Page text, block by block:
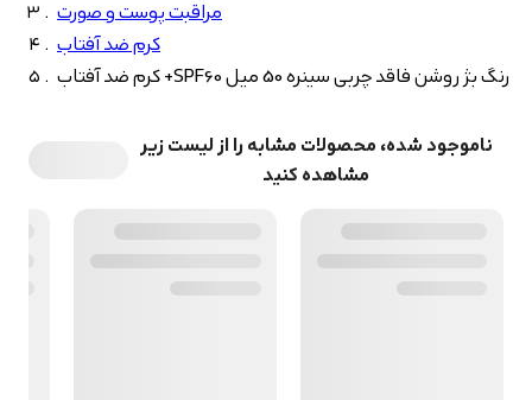
مراقبت پوست و صورت
کرم ضد آفتاب
کرم ضد آفتاب +SPF60 رنگ بژ روشن فاقد چربی سینره 50 میل
ناموجود شده، محصولات مشابه را از لیست زیر
مشاهده کنید